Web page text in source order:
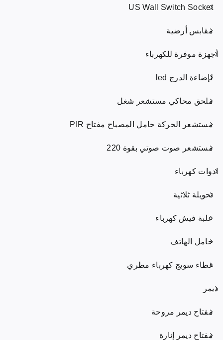
US Wall Switch Socket
مقابس أرضية
أجهزة موفرة للكهرباء
لإضاءة الدرج led
ملحق محاكي مستشعر شغل
مستشعر الحركة حامل المصباح مفتاح PIR
مستشعر صوت صوتي بقوة 220
ادوات كهرباء
تحويلة ثلاثية
علبة فيش كهرباء
حامل الهاتف
غطاء سويج كهرباء مطري
ديمر
مفتاح ديمر مروحة
مفتاح ديمر إنارة